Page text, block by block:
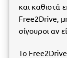
και καθιστά
Free2Drive,
σίγουροι αν
Το